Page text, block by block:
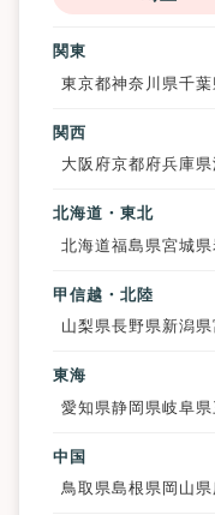
関東
東京都神奈川県千葉
関西
大阪府京都府兵庫県
北海道・東北
北海道福島県宮城県
甲信越・北陸
山梨県長野県新潟県
東海
愛知県静岡県岐阜県
中国
鳥取県島根県 岡山県